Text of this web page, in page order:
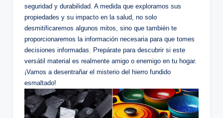
seguridad y durabilidad. A ‌medida que ⁢exploramos sus
propiedades y su impacto ⁣en la salud, no solo
desmitificaremos algunos​ mitos, sino que también te
proporcionaremos​ la información necesaria para que tomes
decisiones informadas. Prepárate para descubrir si este
versátil material es realmente‌ amigo o enemigo en tu hogar.
¡Vamos a desentrañar⁤ el misterio del‍ hierro fundido
⁣esmaltado!